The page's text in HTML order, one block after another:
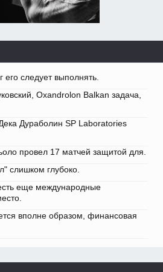
следует выполнять.
Oxandrolon Balkan задача,
Дураболин SP Laboratories
провел 17 матчей защитой для.
слишком глубоко.
еще международные
вполне образом, финансовая